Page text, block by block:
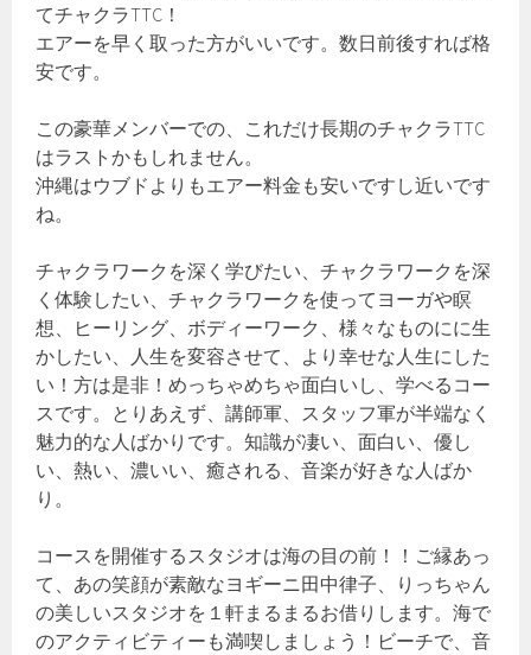
てチャクラTTC！
エアーを早く取った方がいいです。数日前後すれば格
安です。
この豪華メンバーでの、これだけ長期のチャクラTTC
はラストかもしれません。
沖縄はウブドよりもエアー料金も安いですし近いです
ね。
チャクラワークを深く学びたい、チャクラワークを深
く体験したい、チャクラワークを使ってヨーガや瞑
想、ヒーリング、ボディーワーク、様々なものにに生
かしたい、人生を変容させて、より幸せな人生にした
い！方は是非！めっちゃめちゃ面白いし、学べるコー
スです。とりあえず、講師軍、スタッフ軍が半端なく
魅力的な人ばかりです。知識が凄い、面白い、優し
い、熱い、濃いい、癒される、音楽が好きな人ばか
り。
コースを開催するスタジオは海の目の前！！ご縁あっ
て、あの笑顔が素敵なヨギーニ田中律子、りっちゃん
の美しいスタジオを１軒まるまるお借りします。海で
のアクティビティーも満喫しましょう！ビーチで、音